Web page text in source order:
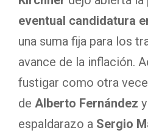
eventual candidatura
una suma fija para los
avance de la inflación.
fustigar como otra
de Alberto Fernández
espaldarazo a Sergio